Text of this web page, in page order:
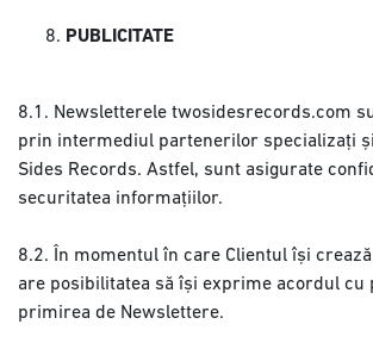
PUBLICITATE
8.1. Newsletterele twosidesrecords.com
prin intermediul partenerilor specializați
Sides Records. Astfel, sunt asigurate
securitatea informațiilor.
8.2. În momentul în care Clientul își crează
are posibilitatea să își exprime acordul cu
primirea de Newslettere.